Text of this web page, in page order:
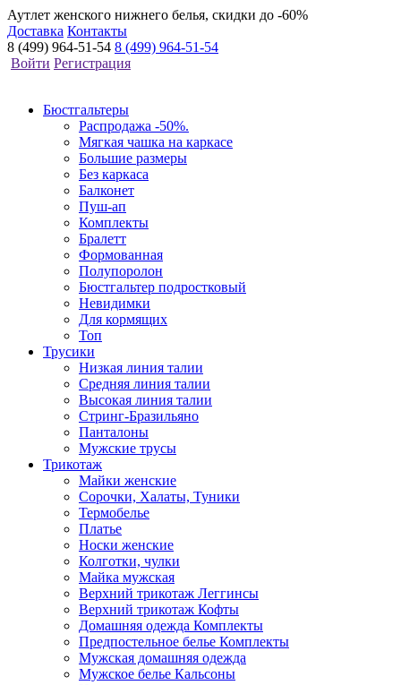
Аутлет женского нижнего белья, скидки до -60%
Доставка Контакты
8 (499) 964-51-54 8 (499) 964-51-54
Войти Регистрация
Бюстгальтеры
Распродажа -50%.
Мягкая чашка на каркасе
Большие размеры
Без каркаса
Балконет
Пуш-ап
Комплекты
Бралетт
Формованная
Полупоролон
Бюстгальтер подростковый
Невидимки
Для кормящих
Топ
Трусики
Низкая линия талии
Средняя линия талии
Высокая линия талии
Стринг-Бразильяно
Панталоны
Мужские трусы
Трикотаж
Майки женские
Сорочки, Халаты, Туники
Термобелье
Платье
Носки женские
Колготки, чулки
Майка мужская
Верхний трикотаж Леггинсы
Верхний трикотаж Кофты
Домашняя одежда Комплекты
Предпостельное белье Комплекты
Мужская домашняя одежда
Мужское белье Кальсоны